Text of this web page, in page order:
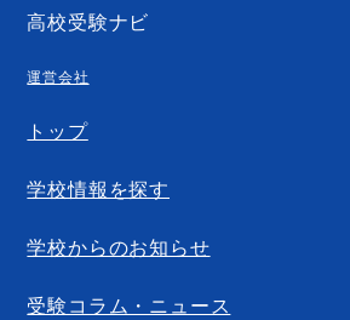
高校受験ナビ
運営会社
トップ
学校情報を探す
学校からのお知らせ
受験コラム・ニュース